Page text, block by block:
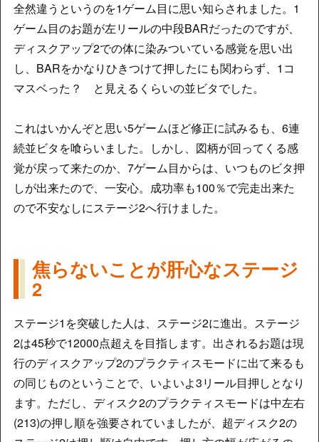
全然違うというのを1ゲーム目に思い知らされました。1
ゲーム目のお題が左リールの中段BARだったのですが、
ディスクアップ2での体に染みついている感覚を思い出
し、BARをかなりひきつけて押したにも関わらず、1コ
マスベった？ と見えるくらいの並ビタでした。
これはいかんぞと思い5ゲームほど修正に試みるも、6連
続並ビタを喰らいました。しかし、図柄が回ってくる感
覚が戻って来たのか、7ゲーム目からは、いつものビタ押
しが出来たので、一安心。成功率も100％で完走出来た
ので不安なしにステージ2へ行けました。
焦らないことが肝心なステージ
2
ステージ1を突破した人は、ステージ2に進出。ステージ
2は45秒で12000点超えを目指します。出されるお題は現
行のディスクアップ2のプラクティスモードに出て来るも
の同じものということで、いよいよ3リール目押しとなり
ます。ただし、ディスク2のプラクティスモードは中左右
(213)の押し順を強要されていましたが、超ディスク2の